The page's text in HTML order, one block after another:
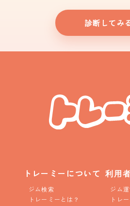
診断してみ
トレーミーについて
ジム検索
トレーミーとは？
利用
ジム
トレ